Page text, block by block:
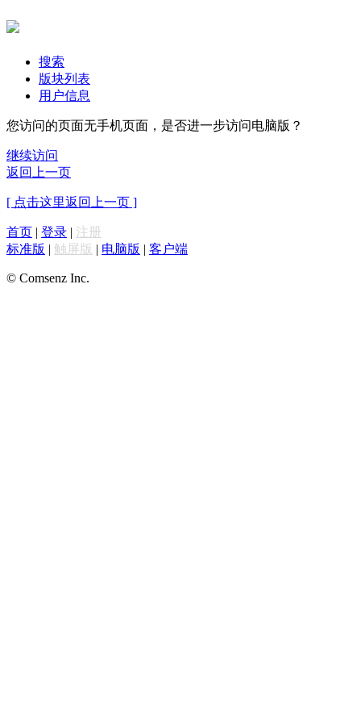
搜索
版块列表
用户信息
您访问的页面无手机页面，是否进一步访问电脑版？
继续访问
返回上一页
[ 点击这里返回上一页 ]
首页 | 登录 | 注册
标准版 | 触屏版 | 电脑版 | 客户端
© Comsenz Inc.